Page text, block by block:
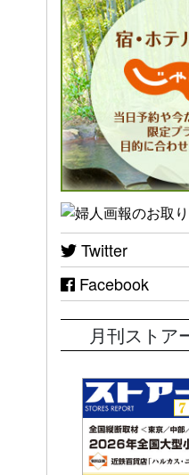
Twitter
Facebook
月刊ストア